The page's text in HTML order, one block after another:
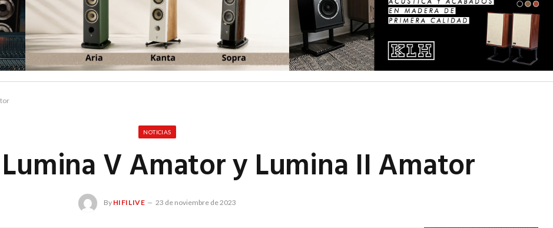
NOTICIAS
V Amator y Lumina II Amator
By HIFILIVE 23 de noviembre de 2023